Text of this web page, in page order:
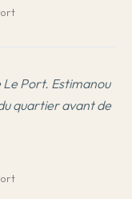
Port. Estimanou
quartier avant de